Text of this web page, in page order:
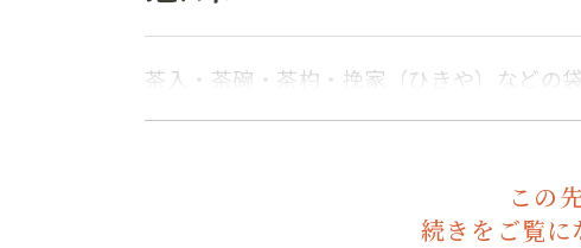
茶入・茶碗・茶杓・挽家（ひきや）などの
この
続きをご覧に